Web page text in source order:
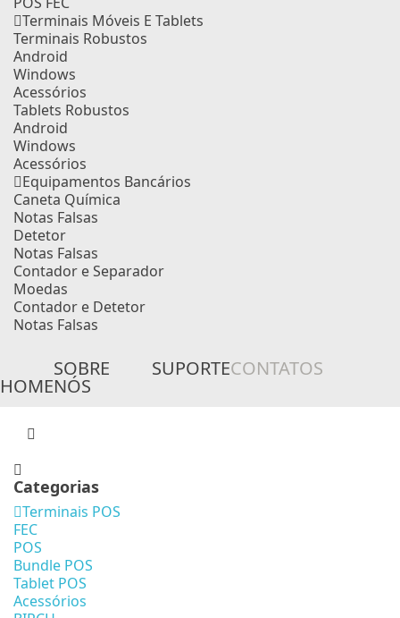
Terminais Móveis E Tablets
Terminais Robustos
Android
Windows
Acessórios
Tablets Robustos
Android
Windows
Acessórios
Equipamentos Bancários
Caneta Química
Notas Falsas
Detetor
Notas Falsas
Contador e Separador
Moedas
Contador e Detetor
Notas Falsas
HOME
SOBRE
NÓS
SUPORTECONTATOS
Categorias
Terminais POS
FEC
POS
Bundle POS
Tablet POS
Acessórios